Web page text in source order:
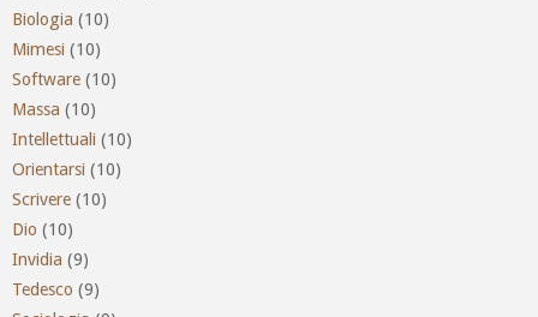
Biologia (10)
Mimesi (10)
Software (10)
Massa (10)
Intellettuali (10)
Orientarsi (10)
Scrivere (10)
Dio (10)
Invidia (9)
Tedesco (9)